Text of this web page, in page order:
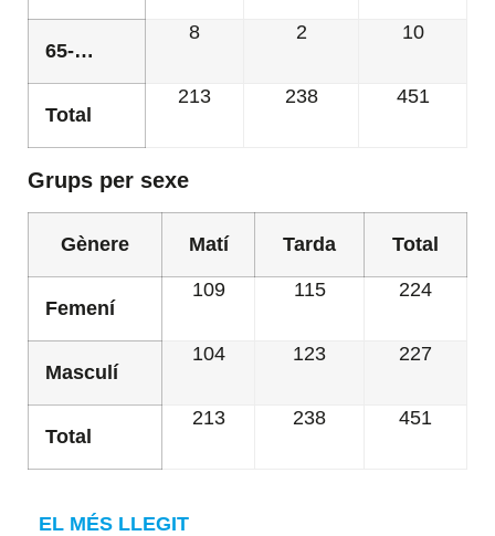
65-…
8 2 10
Total
213 238 451
Grups per sexe
Gènere Matí Tarda Total
Femení
109 115 224
Masculí
104 123 227
Total
213 238 451
EL MÉS LLEGIT